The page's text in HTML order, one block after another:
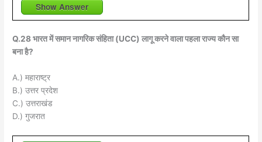
Show Answer
Q.28 भारत में समान नागरिक संहिता (UCC) लागू करने वाला पहला राज्य कौन सा
बना है?
A.) महाराष्ट्र
B.) उत्तर प्रदेश
C.) उत्तराखंड
D.) गुजरात